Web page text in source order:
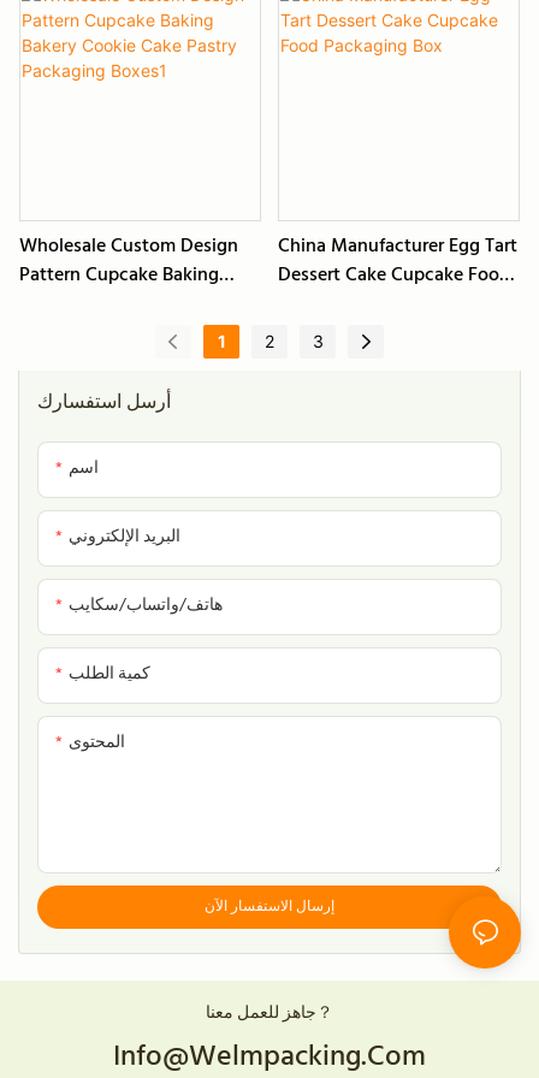
أرسل استفسارك
اسم
البريد الإلكتروني
هاتف/واتساب/سكايب
كمية الطلب
المحتوى
إرسال الاستفسار الآن
Cover
Wholesale Custom Design
Pattern Cupcake Baking
China Manufacturer Egg Tart
Dessert Cake Cupcake Food
1 2 3
جاهز للعمل معنا？
Info@welmpacking.com